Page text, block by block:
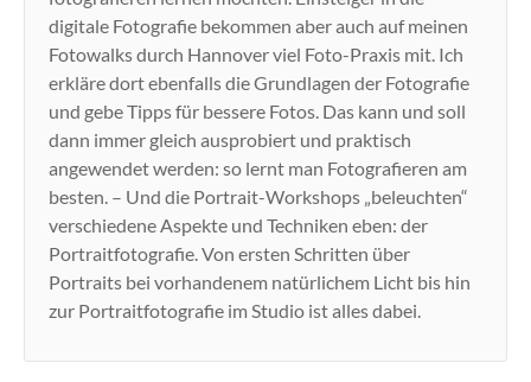
digitale Fotografie bekommen aber auch auf meinen
Fotowalks durch Hannover viel Foto-Praxis mit. Ich
erkläre dort ebenfalls die Grundlagen der Fotografie
und gebe Tipps für bessere Fotos. Das kann und soll
dann immer gleich ausprobiert und praktisch
angewendet werden: so lernt man Fotografieren am
besten. – Und die Portrait-Workshops „beleuchten“
verschiedene Aspekte und Techniken eben: der
Portraitfotografie. Von ersten Schritten über
Portraits bei vorhandenem natürlichem Licht bis hin
zur Portraitfotografie im Studio ist alles dabei.